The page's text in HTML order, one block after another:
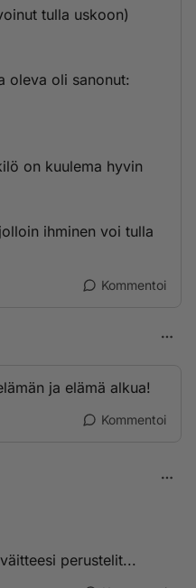
tulla uskoon)
oleva oli sanonut:
on kuulema hyvin
ihminen voi tulla
Kommentoi
ja elämä alkua!
Kommentoi
perustelit...